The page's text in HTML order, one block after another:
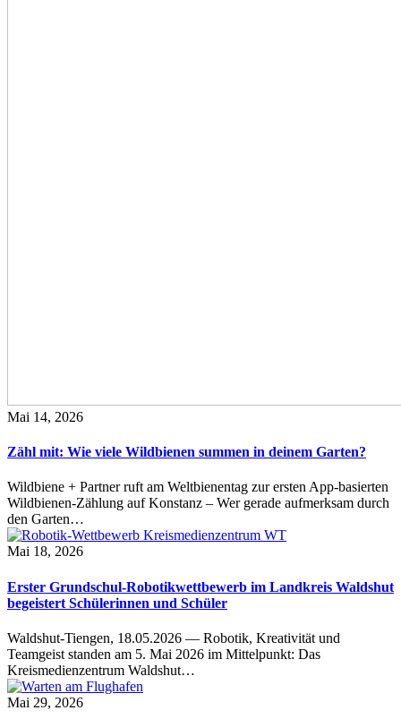
Mai 14, 2026
Zähl mit: Wie viele Wildbienen summen in deinem Garten?
Wildbiene + Partner ruft am Weltbienentag zur ersten App-basierten
Wildbienen-Zählung auf Konstanz – Wer gerade aufmerksam durch
den Garten…
Mai 18, 2026
Erster Grundschul-Robotikwettbewerb im Landkreis Waldshut
begeistert Schülerinnen und Schüler
Waldshut-Tiengen, 18.05.2026 — Robotik, Kreativität und
Teamgeist standen am 5. Mai 2026 im Mittelpunkt: Das
Kreismedienzentrum Waldshut…
Mai 29, 2026